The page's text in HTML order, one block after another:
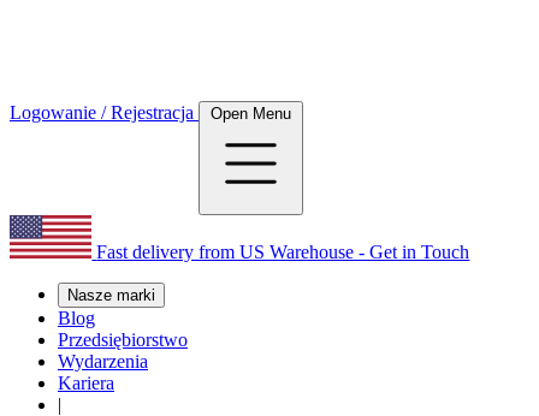
Logowanie / Rejestracja Open Menu
Fast delivery from US Warehouse - Get in Touch
Nasze marki
Blog
Przedsiębiorstwo
Wydarzenia
Kariera
|